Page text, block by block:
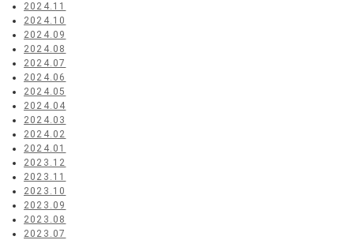
2024.11
2024.10
2024.09
2024.08
2024.07
2024.06
2024.05
2024.04
2024.03
2024.02
2024.01
2023.12
2023.11
2023.10
2023.09
2023.08
2023.07